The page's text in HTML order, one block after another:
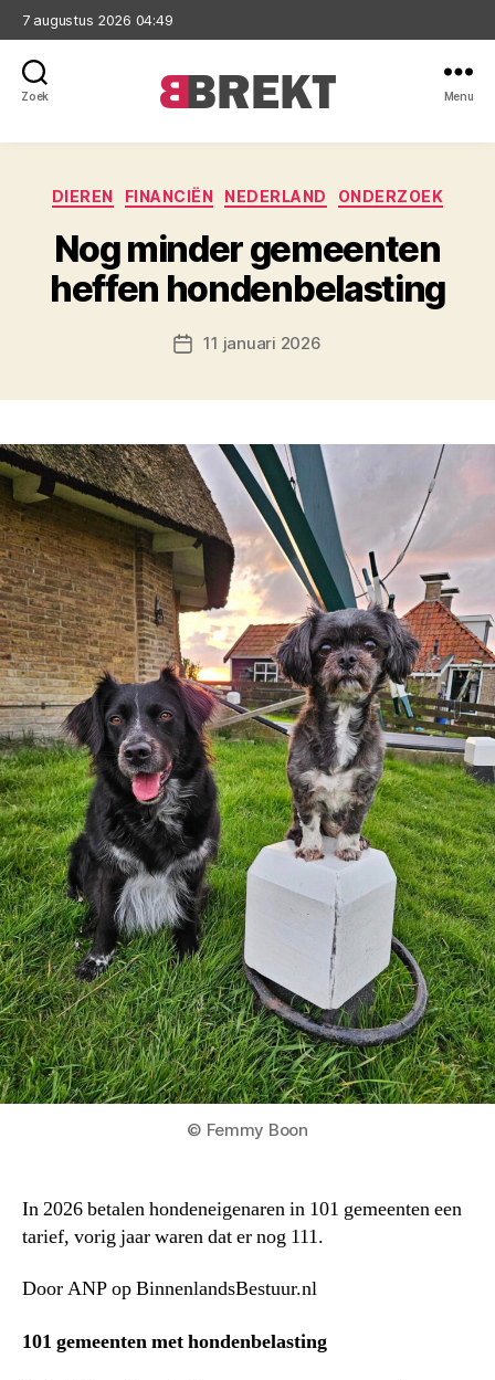
7 augustus 2026 04:49
Zoek Menu
Categorieën
DIEREN FINANCIËN NEDERLAND ONDERZOEK
Nog minder gemeenten
heffen hondenbelasting
Berichtdatum
11 januari 2026
© Femmy Boon
In 2026 betalen hondeneigenaren in 101 gemeenten een
tarief, vorig jaar waren dat er nog 111.
Door ANP op BinnenlandsBestuur.nl
101 gemeenten met hondenbelasting